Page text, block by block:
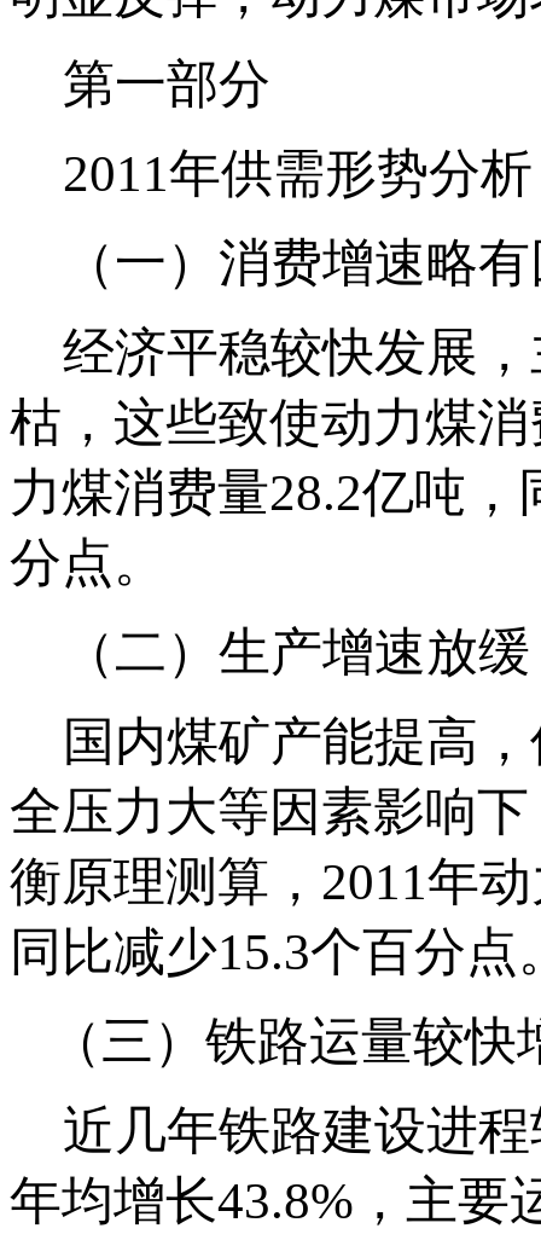
第一部分
2011年供需形势分析
（一）消费增速略有
经济平稳较快发展，
枯，这些致使动力煤
力煤消费量28.2亿吨
分点。
（二）生产增速放缓
国内煤矿产能提高，
全压力大等因素影响
衡原理测算，2011年
同比减少15.3个百分点
（三）铁路运量较快
近几年铁路建设进程
年均增长43.8%，主要